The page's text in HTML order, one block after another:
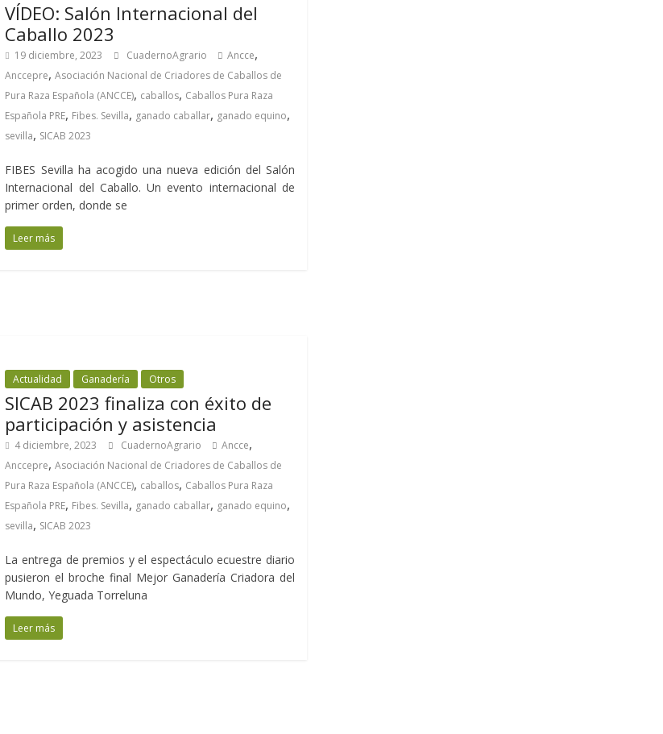
VÍDEO: Salón Internacional del
Caballo 2023
19 diciembre, 2023 CuadernoAgrario Ancce,
Anccepre,Asociación Nacional de Criadores de Caballos de
Pura Raza Española (ANCCE), caballos, Caballos Pura Raza
Española PRE, Fibes. Sevilla, ganado caballar, ganado equino,
sevilla, SICAB 2023
FIBES Sevilla ha acogido una nueva edición del Salón
Internacional del Caballo. Un evento internacional de
primer orden, donde se
Leer más
Actualidad Ganadería Otros
SICAB 2023 finaliza con éxito de
participación y asistencia
4 diciembre, 2023 CuadernoAgrario Ancce,
Anccepre,Asociación Nacional de Criadores de Caballos de
Pura Raza Española (ANCCE), caballos, Caballos Pura Raza
Española PRE, Fibes. Sevilla, ganado caballar, ganado equino,
sevilla, SICAB 2023
La entrega de premios y el espectáculo ecuestre diario
pusieron el broche final Mejor Ganadería Criadora del
Mundo, Yeguada Torreluna
Leer más